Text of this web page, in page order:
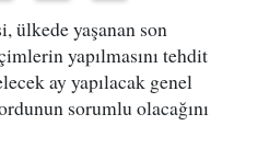
ülkede yaşanan son
yapılmasını tehdit
ay yapılacak genel
sorumlu olacağını